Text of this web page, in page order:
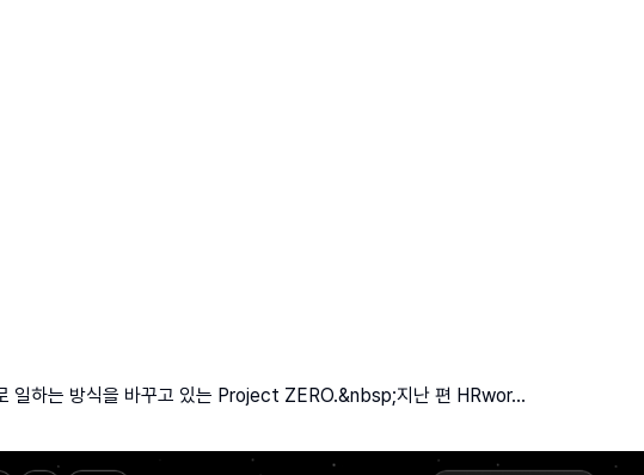
일하는 방식을 바꾸고 있는 Project ZERO.&nbsp;지난 편 HRwor...